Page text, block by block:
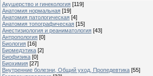
Акушерство и гинекология [119]
Анатомия нормальная [19]
Анатомия патологическая [4]
Анатомия топографическая [15]
Анестизиология и реаниматология [43]
Антропология [0]
Биология [16]
Биомедэтика [2]
Биофизика [0]
Биохимия [27]
Внутренние болезни, Общий уход, Пропедевтика [55]